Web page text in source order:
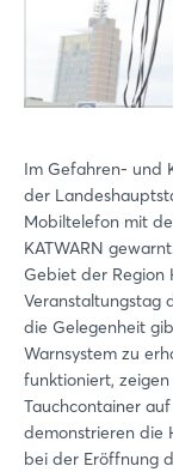
Im Gefahren- und
der
Mobiltelefon mit
KATWARN
Gebiet der Region
Veranstaltungstag
die Gelegenheit
Warnsystem zu
funktioniert,
Tauchcontainer
demonstrieren die
bei der Eröffnung
Login